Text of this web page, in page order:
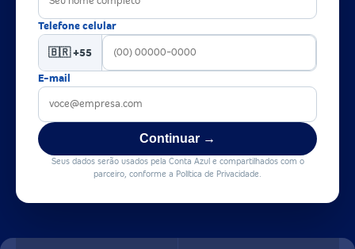
Telefone celular
🇧🇷 +55
E-mail
Continuar →
Seus dados serão usados pela Conta Azul e compartilhados com o
parceiro, conforme a Política de Privacidade.